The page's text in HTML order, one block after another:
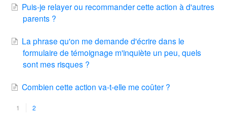
Puis-je relayer ou recommander cette action à d'autres
parents ?
La phrase qu'on me demande d'écrire dans le
formulaire de témoignage m'inquiète un peu, quels
sont mes risques ?
Combien cette action va-t-elle me coûter ?
1 2